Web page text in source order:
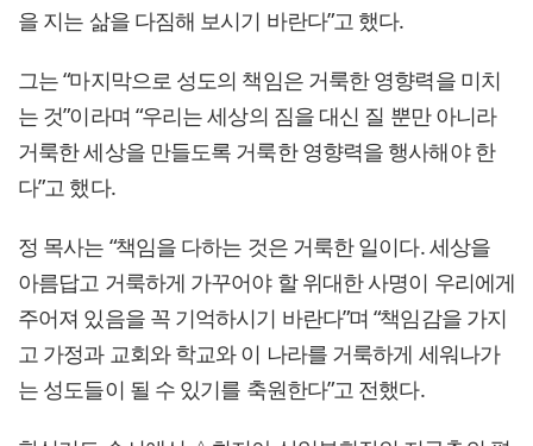
을 지는 삶을 다짐해 보시기 바란다”고 했다.
그는 “마지막으로 성도의 책임은 거룩한 영향력을 미치
는 것”이라며 “우리는 세상의 짐을 대신 질 뿐만 아니라
거룩한 세상을 만들도록 거룩한 영향력을 행사해야 한
다”고 했다.
정 목사는 “책임을 다하는 것은 거룩한 일이다. 세상을
아름답고 거룩하게 가꾸어야 할 위대한 사명이 우리에게
주어져 있음을 꼭 기억하시기 바란다”며 “책임감을 가지
고 가정과 교회와 학교와 이 나라를 거룩하게 세워나가
는 성도들이 될 수 있기를 축원한다”고 전했다.